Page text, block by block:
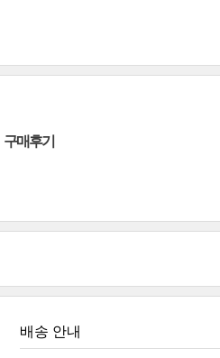
구매후기
배송 안내